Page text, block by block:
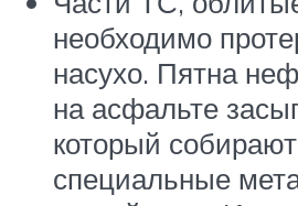
необходимо
насухо. Пятна
на асфальте
который
специальные